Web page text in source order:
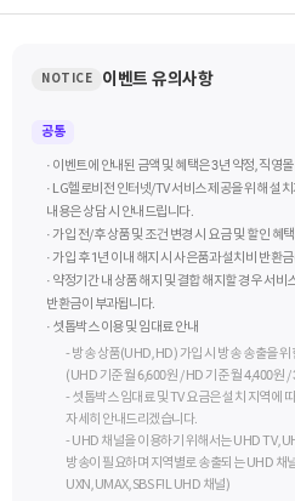
NOTICE 이벤트 유의사항
공통
· 이벤트에 안내된 금액 및 혜택은 3년 약정, 직영
· LG헬로비전 인터넷/TV 서비스 제공을 위해 설
내용은 상담 시 안내드립니다.
· 가입 전/후 상품 및 조건 변경 시 요금 및 할인 혜
· 가입 후 1년 이내 해지 시 사은품과 설치비 반환
· 약정기간 내 상품 해지 및 결합 해지할 경우 서
반환금이 부과됩니다.
· 셋톱박스 이용 및 임대료 안내
- 방송 상품(UHD, HD) 가입 시 방송 송출을
(UHD 기준 월 6,600원 / HD 기준 월 4,400원 /
- 셋톱박스 임대료 및 TV 요금은 설치 지역에
자세히 안내드리겠습니다.
- UHD 채널을 이용하기 위해서는 UHD TV,
방송이 필요하며 지역별로 송출되는 UHD 채
UXN, UMAX, SBS F!L UHD 채널)